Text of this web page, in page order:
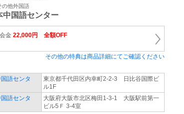
の他外国語
中国語センター
金 22,000円 全額OFF
その他の特典は商品詳細にてご確認ください
語センタ
東京都千代田区内幸町2-2-3 日比谷国際ビ
ル1F
語センタ
大阪府大阪市北区梅田1-3-1 大阪駅前第一
ビル5Ｆ 3-4室